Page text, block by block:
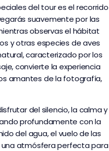
del tour es el recorrido
suavemente por las
observas el hábitat
y otras especies de aves
caracterizado por los
convierte la experiencia
amantes de la fotografía,
del silencio, la calma y
profundamente con la
del agua, el vuelo de las
una atmósfera perfecta para